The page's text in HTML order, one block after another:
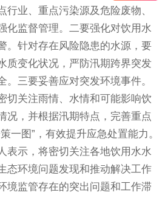
行业、重点污染源及危险废物、
化监督管理。二要强化对饮用水
。针对存在风险隐患的水源，要
质变化状况，严防汛期跨界突发
。三要妥善应对突发环境事件。
切关注雨情、水情和可能影响饮
况，并根据汛期特点，完善重点
一图”，有效提升应急处置能力。
表示，将密切关注各地饮用水水
态环境问题发现和推动解决工作
境监管存在的突出问题和工作滞